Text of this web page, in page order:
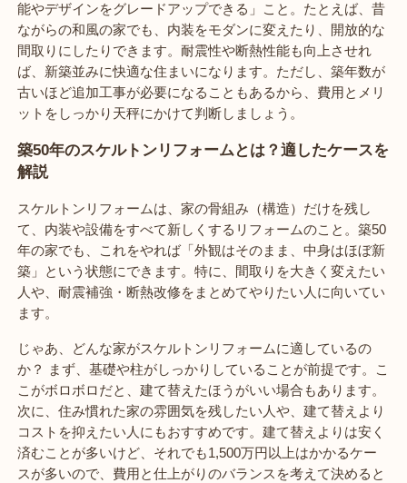
能やデザインをグレードアップできる」こと。たとえば、昔
ながらの和風の家でも、内装をモダンに変えたり、開放的な
間取りにしたりできます。耐震性や断熱性能も向上させれ
ば、新築並みに快適な住まいになります。ただし、築年数が
古いほど追加工事が必要になることもあるから、費用とメリ
ットをしっかり天秤にかけて判断しましょう。
築50年のスケルトンリフォームとは？適したケースを
解説
スケルトンリフォームは、家の骨組み（構造）だけを残し
て、内装や設備をすべて新しくするリフォームのこと。築50
年の家でも、これをやれば「外観はそのまま、中身はほぼ新
築」という状態にできます。特に、間取りを大きく変えたい
人や、耐震補強・断熱改修をまとめてやりたい人に向いてい
ます。
じゃあ、どんな家がスケルトンリフォームに適しているの
か？ まず、基礎や柱がしっかりしていることが前提です。こ
こがボロボロだと、建て替えたほうがいい場合もあります。
次に、住み慣れた家の雰囲気を残したい人や、建て替えより
コストを抑えたい人にもおすすめです。建て替えよりは安く
済むことが多いけど、それでも1,500万円以上はかかるケー
スが多いので、費用と仕上がりのバランスを考えて決めると